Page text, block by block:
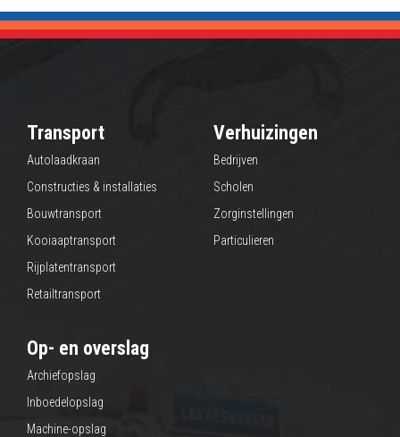
Transport
Autolaadkraan
Constructies & installaties
Bouwtransport
Kooiaaptransport
Rijplatentransport
Retailtransport
Verhuizingen
Bedrijven
Scholen
Zorginstellingen
Particulieren
Op- en overslag
Archiefopslag
Inboedelopslag
Machine-opslag